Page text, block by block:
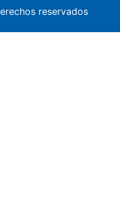
reservados